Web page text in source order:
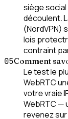
siège
découlent.
(NordVPN)
lois
contraint
05Comment
Le test le
WebRTC
votre vraie
WebRTC —
revenez